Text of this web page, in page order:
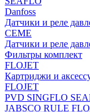
Danfoss
Датчики и реле
CEME
Датчики и реле
Фильтры комплект
FLOJET
Картриджи и
FLOJET
PVD SINGFLO
JABSCO RULE